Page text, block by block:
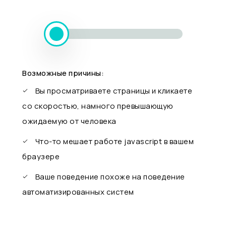
Возможные причины:
Вы просматриваете страницы и кликаете
со скоростью, намного превышающую
ожидаемую от человека
Что-то мешает работе javascript в вашем
браузере
Ваше поведение похоже на поведение
автоматизированных систем